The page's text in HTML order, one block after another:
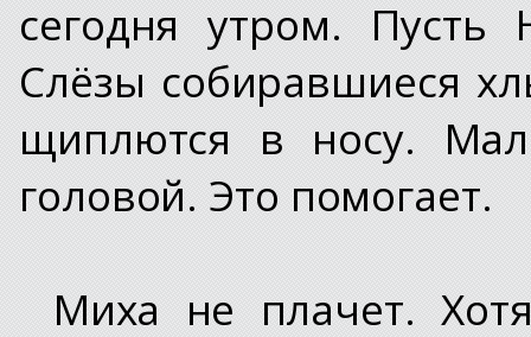
сегодня утром.
Слёзы собиравшиеся
щиплются в носу.
головой. Это помогает.
Миха не плачет.